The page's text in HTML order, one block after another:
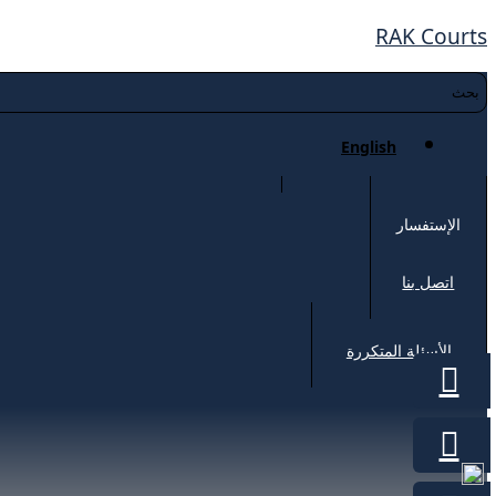
RAK Courts
English
الإستفسار
اتصل بنا
الأسئلة المتكررة